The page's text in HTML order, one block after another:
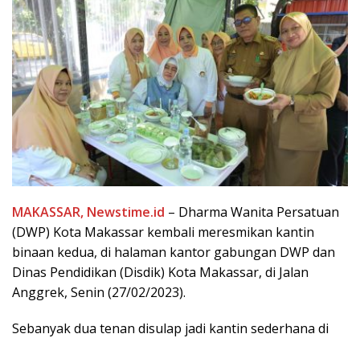
MAKASSAR, Newstime.id – Dharma Wanita Persatuan
(DWP) Kota Makassar kembali meresmikan kantin
binaan kedua, di halaman kantor gabungan DWP dan
Dinas Pendidikan (Disdik) Kota Makassar, di Jalan
Anggrek, Senin (27/02/2023).
Sebanyak dua tenan disulap jadi kantin sederhana di